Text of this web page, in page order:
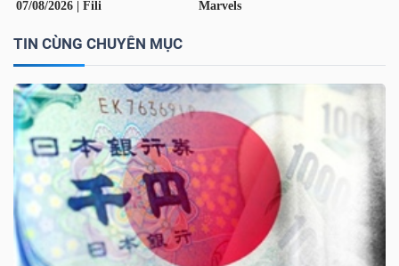
TIN CÙNG CHUYÊN MỤC
LIỆU
Ngành
(-)
VS-
SECTOR